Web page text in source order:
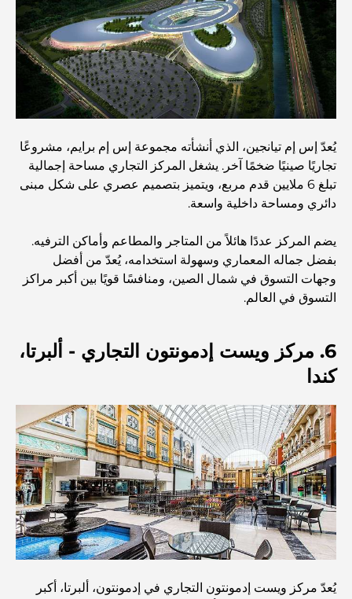
أفضل المدارس في دبي مارينا: دليل مناسب للعائلات
مطاعم في دبي هيلز: أفضل أماكن تناول الطعام في مركز متنامٍ
أفضل ملاعب الجولف للبطولات في دبي
المجتمعات السكنية المطلة على الواجهة البحرية في دبي: حياة
فاخرة على شاطئ البحر
أفضل البنوك في دبي للمقيمين الأجانب: دليل مصرفي شامل
أفضل مطاعم شرائح اللحم في دبي: دليل لعشاق اللحوم
أغلى دولة في العالم: تصنيف عالمي لتكاليف المعيشة
البدنية في المنطقة المحيطة
أفضل مراكز التسوق في دبي للتسوق والترفيه
أنشطة يمكنك القيام بها في مركز دبي المالي العالمي:
استكشف أكثر مناطق دبي حيوية
للإنفاق الذكي
يُعدّ إس إم تيانجين، الذي أنشأته مجموعة إس إم برايم، مشروعًا
تجاريًا صينيًا ضخمًا آخر. يشغل المركز التجاري مساحة إجمالية
تبلغ 6 ملايين قدم مربع، ويتميز بتصميم عصري على شكل مبنى
دائري ومساحة داخلية واسعة.
يضم المركز عددًا هائلاً من المتاجر والمطاعم وأماكن الترفيه.
بفضل جماله المعماري وسهولة استخدامه، يُعدّ من أفضل
وجهات التسوق في شمال الصين، ومنافسًا قويًا بين أكبر مراكز
التسوق في العالم.
6. مركز ويست إدمونتون التجاري - ألبرتا،
كندا
يُعدّ مركز ويست إدمونتون التجاري في إدمونتون، ألبرتا، أكبر